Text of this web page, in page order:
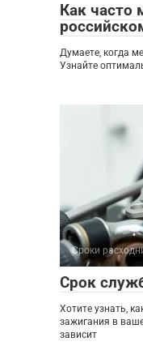
Как часто
Думаете, когда
Узнайте
Сроки
Срок
Хотите узнать,
зажигания в
зависит